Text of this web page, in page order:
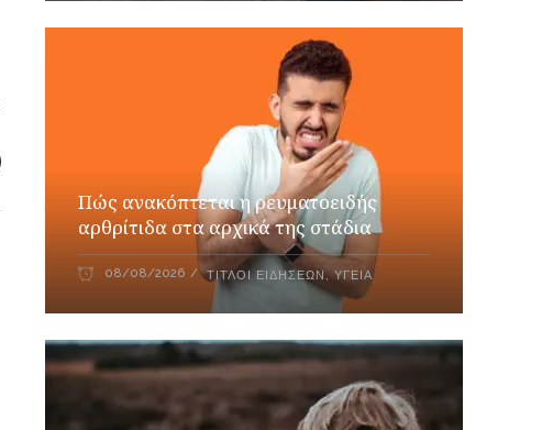
Πώς ανακόπτεται η ρευματοειδής
αρθρίτιδα στα αρχικά της στάδια
08/08/2026 ΤΊΤΛΟΙ ΕΙΔΉΣΕΩΝ,ΥΓΕΊΑ